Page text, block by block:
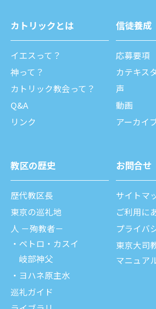
カトリックとは
イエスって？
神って？
カトリック教会って？
Q&A
リンク
信徒養成
応募要項
カテキス
声
動画
アーカイ
教区の歴史
歴代教区⻑
東京の巡礼地
⼈ －殉教者－
ペトロ・カスイ
岐部神父
ヨハネ原主水
巡礼ガイド
お問合せ
サイトマ
ご利⽤に
プライバ
東京大司
マニュア